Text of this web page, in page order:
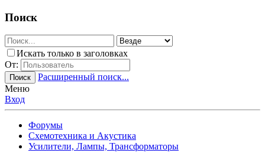
Поиск
Искать только в заголовках
От:
Поиск
Расширенный поиск...
Меню
Вход
Форумы
Схемотехника и Акустика
Усилители, Лампы, Трансформаторы